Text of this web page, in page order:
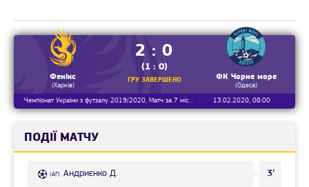
Фенікс
(Харків)
2 : 0
(1 : 0)
ГРУ ЗАВЕРШЕНО ФК Чорне море
(Одеса)
Чемпіонат України з футзалу 2019/2020, Матч за 7 місце
13.02.2020, 08:00
ПОДІЇ МАТЧУ
(АГ) Андриєнко Д. 3’